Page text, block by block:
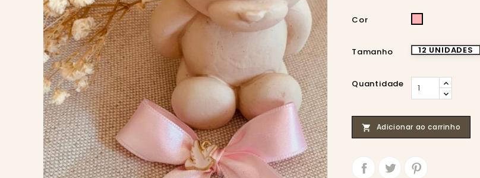
Cor ROSA
BEBÉ
Tamanho 12 UNIDADES
Quantidade
 Adicionar ao carrinho